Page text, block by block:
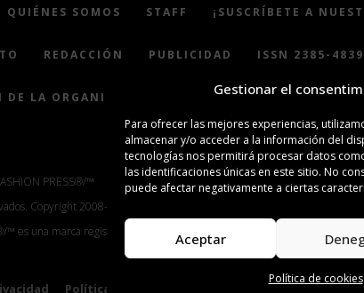
Gestionar el
Para ofrecer las mejores experiencias,
almacenar y/o acceder a la información del
tecnologías nos permitirá procesar datos
las identificaciones únicas en este sitio. No
puede afectar negativamente a ciertas
Aceptar
Política de cookies
QUIÉNES SOMOS STAFF ¡SUSCRÍBETE A
REDACCIÓN PUBLICIDAD ISSN 2385-4839
DE LA ORGANIZACIÓN
PRESS®/™
Copyright 2008-2024.
™ es una marca registrada.
Política de cookies